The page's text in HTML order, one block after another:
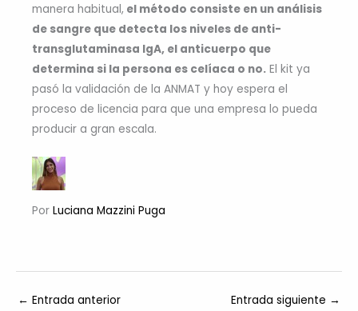
manera habitual, el método consiste en un análisis
de sangre que detecta los niveles de anti-
transglutaminasa IgA, el anticuerpo que
determina si la persona es celíaca o no. El kit ya
pasó la validación de la ANMAT y hoy espera el
proceso de licencia para que una empresa lo pueda
producir a gran escala.
Por Luciana Mazzini Puga
← Entrada anterior Entrada siguiente →